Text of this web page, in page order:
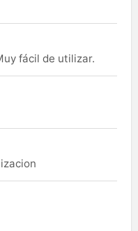
fácil de utilizar.